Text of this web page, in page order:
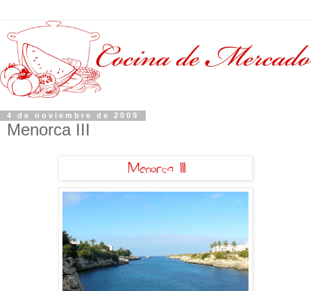
4 de noviembre de 2009
Menorca III